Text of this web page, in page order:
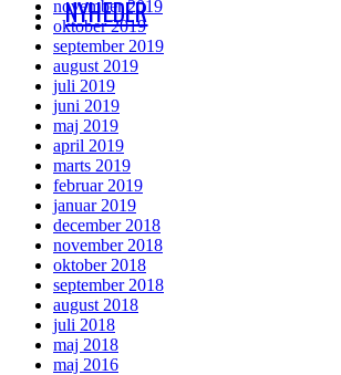
NYHEDER
november 2019
oktober 2019
september 2019
august 2019
juli 2019
juni 2019
maj 2019
april 2019
marts 2019
februar 2019
januar 2019
december 2018
november 2018
oktober 2018
september 2018
august 2018
juli 2018
maj 2018
maj 2016